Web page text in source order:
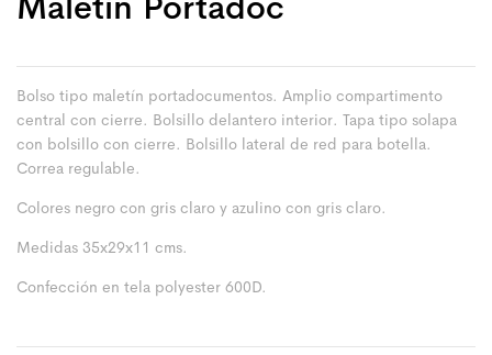
Bolso tipo maletín portadocumentos. Amplio compartimento
central con cierre. Bolsillo delantero interior. Tapa tipo solapa
con bolsillo con cierre. Bolsillo lateral de red para botella.
Correa regulable.
Colores negro con gris claro y azulino con gris claro.
Medidas 35x29x11 cms.
Confección en tela polyester 600D.